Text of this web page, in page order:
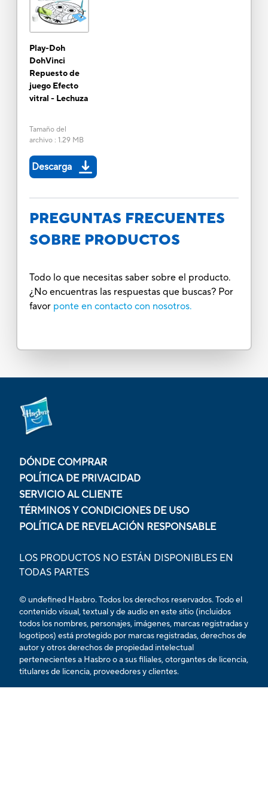
Play-Doh
DohVinci
Repuesto de
juego Efecto
vitral - Lechuza
Tamaño del
archivo: 1.29 MB
Descarga
PREGUNTAS FRECUENTES
SOBRE PRODUCTOS
Todo lo que necesitas saber sobre el producto.
¿No encuentras las respuestas que buscas? Por
favor ponte en contacto con nosotros.
DÓNDE COMPRAR
POLÍTICA DE PRIVACIDAD
SERVICIO AL CLIENTE
TÉRMINOS Y CONDICIONES DE USO
POLÍTICA DE REVELACIÓN RESPONSABLE
LOS PRODUCTOS NO ESTÁN DISPONIBLES EN
TODAS PARTES
© undefined Hasbro. Todos los derechos reservados. Todo el
contenido visual, textual y de audio en este sitio (incluidos
todos los nombres, personajes, imágenes, marcas registradas y
logotipos) está protegido por marcas registradas, derechos de
autor y otros derechos de propiedad intelectual
pertenecientes a Hasbro o a sus filiales, otorgantes de licencia,
titulares de licencia, proveedores y clientes.